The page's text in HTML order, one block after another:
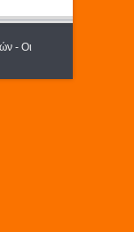
- Οι